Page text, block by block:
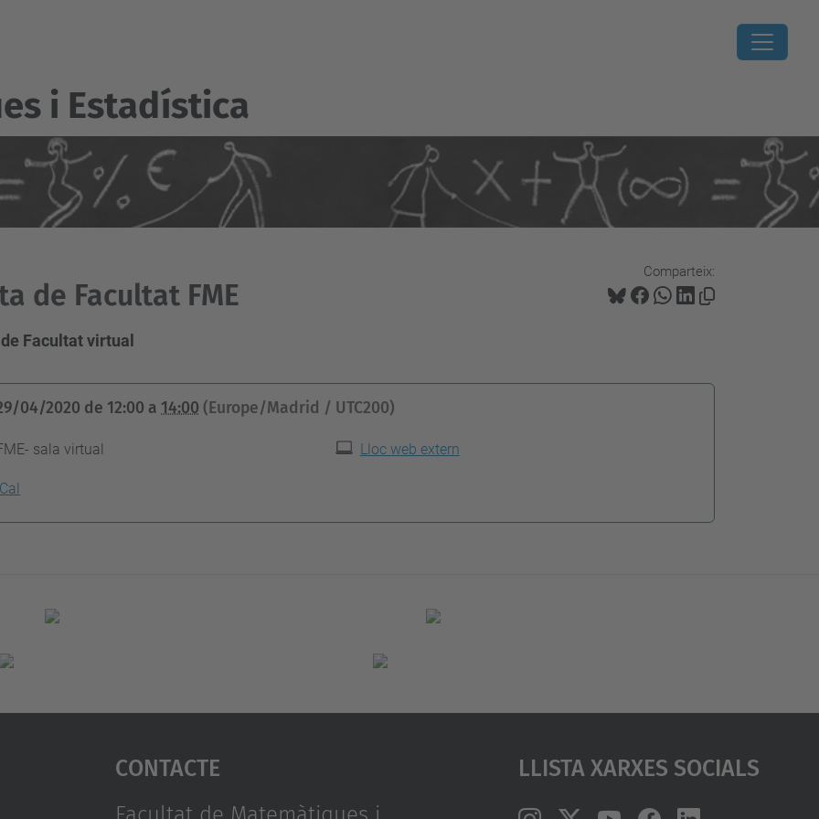
i Estadí­stica
Comparteix:
de Facultat FME
Facultat virtual
04/2020 de 12:00 a 14:00 (Europe/Madrid / UTC200)
sala virtual Lloc web extern
Contacte Llista Xarxes Socials